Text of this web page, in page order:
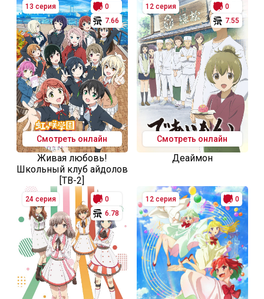
13 серия
0
7.66
Смотреть онлайн
Живая любовь!
Школьный клуб айдолов
[ТВ-2]
12 серия
0
7.55
Смотреть онлайн
Деаймон
24 серия
0
6.78
12 серия 0